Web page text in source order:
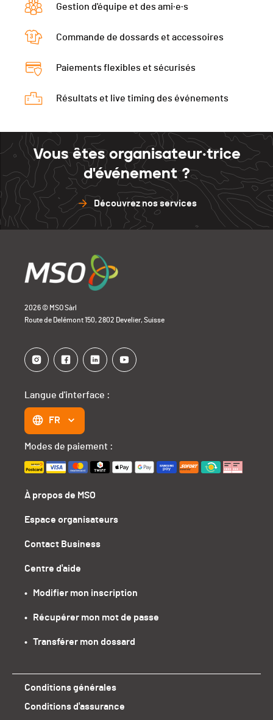
Gestion d'équipe et des ami·e·s
Commande de dossards et accessoires
Paiements flexibles et sécurisés
Résultats et live timing des événements
Vous êtes organisateur·trice
d'événement ?
Découvrez nos services
2026 © MSO Sàrl
Route de Delémont 150, 2802 Develier, Suisse
À propos de MSO
Espace organisateurs
Contact Business
Centre d'aide
•   Modifier mon inscription
•   Récupérer mon mot de passe
•   Transférer mon dossard
Langue d'interface :
FR
Modes de paiement :
Conditions générales
Conditions d'assurance